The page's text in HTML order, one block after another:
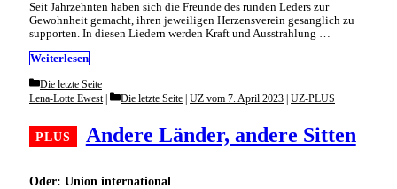
Seit Jahrzehnten haben sich die Freunde des runden Leders zur
Gewohnheit gemacht, ihren jeweiligen Herzensverein gesanglich zu
supporten. In diesen Liedern werden Kraft und Ausstrahlung …
Weiterlesen
Categories
Die letzte Seite
Oder: Union international
Andere Länder, andere Sitten
Lena-Lotte Ewest Categories
Die letzte Seite | UZ vom 7. April 2023 | UZ-PLUS